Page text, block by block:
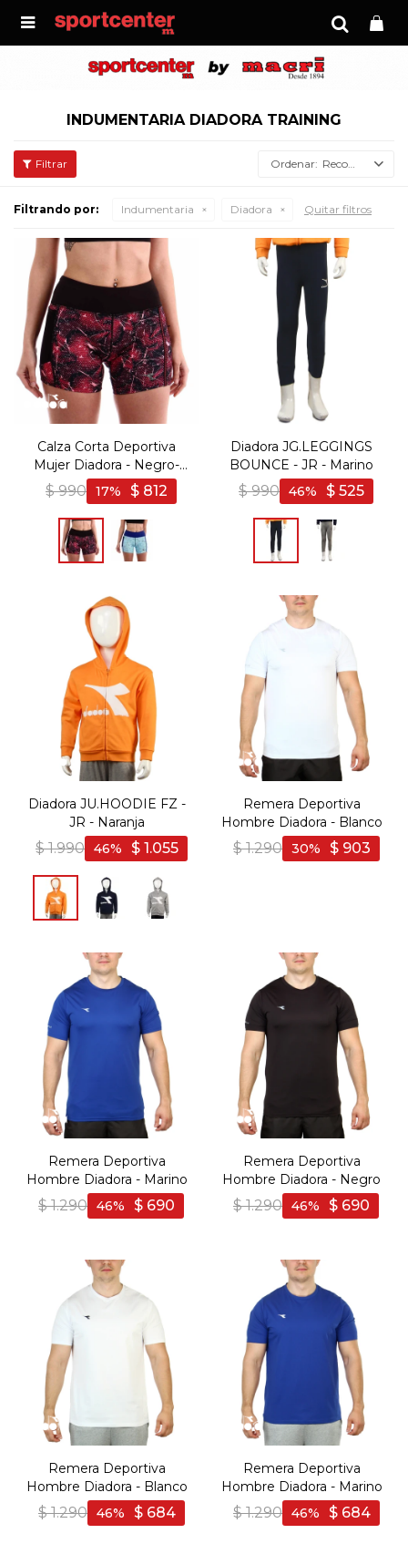

INDUMENTARIA DIADORA TRAINING
Recomendados
Filtrando por: Indumentaria Diadora Quitar filtros
Calza Corta Deportiva
Mujer Diadora - Negro-
Rosado
$ 990 $ 812
17
Diadora JG.LEGGINGS
BOUNCE - JR - Marino
$ 990 $ 525
46
Diadora JU.HOODIE FZ -
JR - Naranja
$ 1.990 $ 1.055
46
Remera Deportiva
Hombre Diadora - Blanco
$ 1.290 $ 903
30
Remera Deportiva
Hombre Diadora - Marino
$ 1.290 $ 690
46
Remera Deportiva
Hombre Diadora - Negro
$ 1.290 $ 690
46
Remera Deportiva
Hombre Diadora - Blanco
$ 1.290 $ 684
46
Remera Deportiva
Hombre Diadora - Marino
$ 1.290 $ 684
46